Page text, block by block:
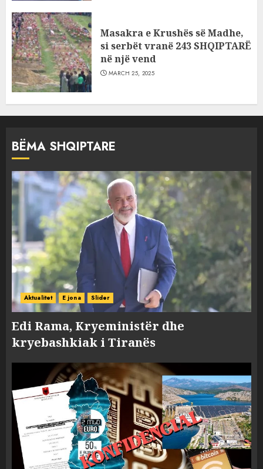
Masakra e Krushës së Madhe,
si serbët vranë 243 SHQIPTARË
në një vend
MARCH 25, 2025
BËMA SHQIPTARE
Aktualitet E jona Slider
Edi Rama, Kryeministër dhe
kryebashkiak i Tiranës